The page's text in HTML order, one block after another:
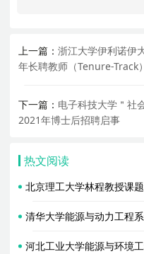
上一篇：浙江大学伊利诺伊
年长聘教师（Tenure-Track
下一篇： 电子科技大学＂社
2021年博士后招聘启事
热文阅读
北京理工大学林程教授课
河北工业大学能源与环境